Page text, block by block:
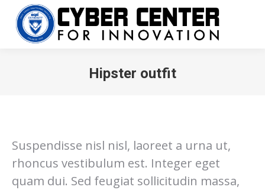
Hipster outfit
Suspendisse nisl nisl, laoreet a urna ut,
rhoncus vestibulum est. Integer eget
quam dui. Sed feugiat sollicitudin massa,